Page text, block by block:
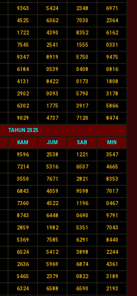
9363 5424 2348 6971
4525 6362 7030 2364
1722 4390 8352 6162
7545 2541 1555 0331
9347 8919 5750 9475
6184 0539 0408 0816
4131 8422 0173 1808
2902 0093 5790 3178
6302 1775 3917 5866
9029 4737 7120 8474
TAHUN 2025
KAM JUM SAB MIN
9596 2538 1221 3547
7214 5316 6507 4665
3550 7671 2821 8353
6843 4059 9598 7017
7360 4522 1196 0467
8743 6448 0690 9791
2859 1982 5351 7043
5369 7585 6291 8440
6524 5412 3898 2244
2636 5969 6874 4361
5465 2379 0822 3189
6324 6588 6590 2193